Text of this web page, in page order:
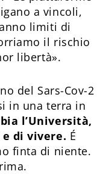
a vincoli,
limiti di
il rischio
libertà».
del Sars-Cov-2
in una terra in
l’Università,
di vivere. É
finta di niente.